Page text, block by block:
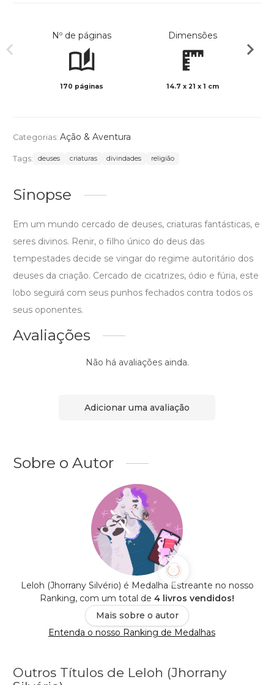
Nº de páginas
170 páginas
Dimensões
14.7 x 21 x 1 cm
Categorias: Ação & Aventura
Tags: deuses criaturas divindades religião
Sinopse
Em um mundo cercado de deuses, criaturas fantásticas, e
seres divinos. Renir, o filho único do deus das
tempestades decide se vingar do regime autoritário dos
deuses da criação. Cercado de cicatrizes, ódio e fúria, este
lobo seguirá com seus punhos fechados contra todos os
seus oponentes.
Avaliações
Não há avaliações ainda.
Adicionar uma avaliação
Sobre o Autor
Leloh (Jhorrany Silvério) é Medalha Estreante no nosso
Ranking, com um total de 4 livros vendidos!
Mais sobre o autor
Entenda o nosso Ranking de Medalhas
Outros Títulos de Leloh (Jhorrany